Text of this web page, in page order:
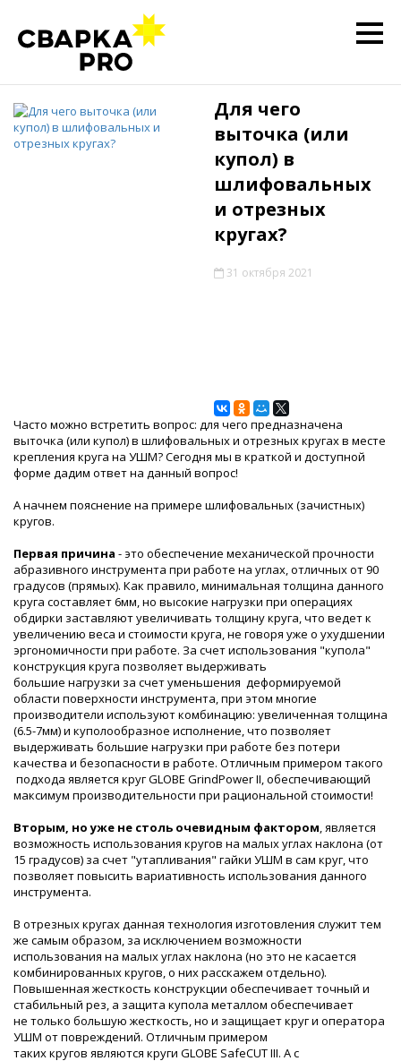
Для чего
выточка (или
купол) в
шлифовальных
и отрезных
кругах?
31 октября 2021
Часто можно встретить вопрос: для чего предназначена
выточка (или купол) в шлифовальных и отрезных кругах в месте
крепления круга на УШМ? Сегодня мы в краткой и доступной
форме дадим ответ на данный вопрос!
А начнем пояснение на примере шлифовальных (зачистных)
кругов.
Первая причина - это обеспечение механической прочности
абразивного инструмента при работе на углах, отличных от 90
градусов (прямых). Как правило, минимальная толщина данного
круга составляет 6мм, но высокие нагрузки при операциях
обдирки заставляют увеличивать толщину круга, что ведет к
увеличению веса и стоимости круга, не говоря уже о ухудшении
эргономичности при работе. За счет использования "купола"
конструкция круга позволяет выдерживать
большие нагрузки за счет уменьшения деформируемой
области поверхности инструмента, при этом многие
производители используют комбинацию: увеличенная толщина
(6.5-7мм) и куполообразное исполнение, что позволяет
выдерживать большие нагрузки при работе без потери
качества и безопасности в работе. Отличным примером такого
подхода является круг GLOBE GrindPower II, обеспечивающий
максимум производительности при рациональной стоимости!
Вторым, но уже не столь очевидным фактором, является
возможность использования кругов на малых углах наклона (от
15 градусов) за счет "утапливания" гайки УШМ в сам круг, что
позволяет повысить вариативность использования данного
инструмента.
В отрезных кругах данная технология изготовления служит тем
же самым образом, за исключением возможности
использования на малых углах наклона (но это не касается
комбинированных кругов, о них расскажем отдельно).
Повышенная жесткость конструкции обеспечивает точный и
стабильный рез, а защита купола металлом обеспечивает
не только большую жесткость, но и защищает круг и оператора
УШМ от повреждений. Отличным примером
таких кругов являются круги GLOBE SafeCUT III. А с